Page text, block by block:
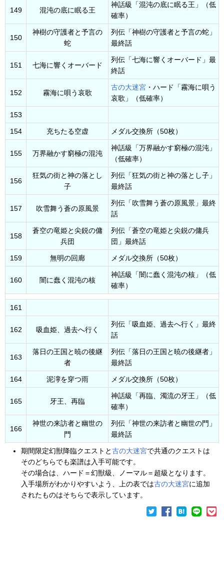
149 混沌の底に眠る王
神話級「混沌の底に眠る王」（低
確率）
150
神樹の守護者と予言の
蛇
列伝「神樹の守護者と予言の蛇」
最終話
151 七海に響くオーバード
列伝「七海に響くオーバード」最
終話
152 霧海に唄う哀歌
古の大迷宮 ・ハード「霧海に唄う
哀歌」（低確率）
153
154 充ちたる空虚 メダル交換所（50枚）
155 万界融かす窮極の混沌
神話級「万界融かす窮極の混沌」
（低確率）
156
狂気の街と神の落とし
子
列伝「狂気の街と神の落とし子」
最終話
157 吹雪舞う蒼の原風景
列伝「吹雪舞う蒼の原風景」最終
話
158
蒼空の竜姫と尖鋭の傭
兵団
列伝「蒼空の竜姫と尖鋭の傭兵
団」最終話
159 無明の回廊 メダル交換所（50枚）
160 闇に蠢く混沌の核
神話級「闇に蠢く混沌の核」（低
確率）
161
162 吸血姫、過去へ行く
列伝「吸血姫、過去へ行く」最終
話
163
落日の王国と暁の後継
者
列伝「落日の王国と暁の後継者」
最終話
164 泥濘を穿つ雨 メダル交換所（50枚）
165 牙王、再臨
神話級「再臨、濁流の牙王」（低
確率）
166
神世の来訪者と幽世の
門
列伝「神世の来訪者と幽世の門」
最終話
期間限定幻獣降臨クエストと古の大迷宮で共通のクエストは
そのどちらでも楽譜は入手可能です。
その場合は、ハード＝幻獣級、ノーマル＝超級となります。
入手場所がわかりやすいよう、上の表では古の大迷宮に追加
されたものはそちらで表示しています。